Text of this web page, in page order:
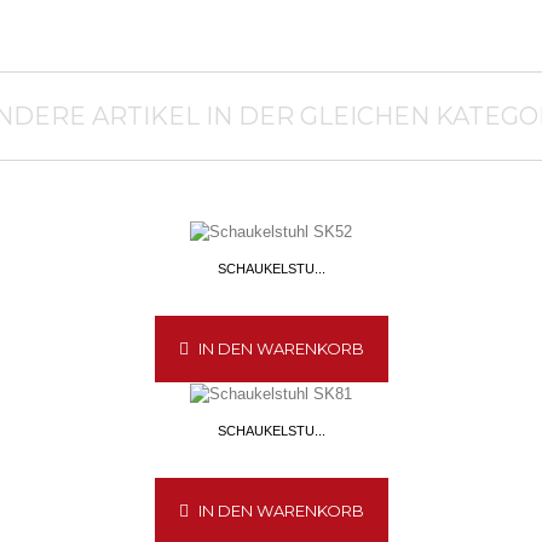
ARTIKEL IN DER GLEICHEN
SCHAUKELSTU...
IN DEN WARENKORB
SCHAUKELSTU...
IN DEN WARENKORB